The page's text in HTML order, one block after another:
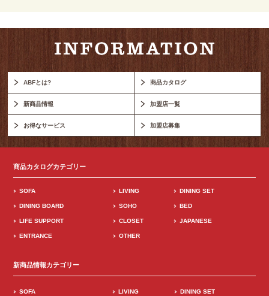
ABFとは? 商品カタログ
新商品情報 加盟店一覧
お得なサービス 加盟店募集
商品カタログカテゴリー
SOFA LIVING DINING SET
DINING BOARD SOHO BED
LIFE SUPPORT CLOSET JAPANESE
ENTRANCE OTHER
新商品情報カテゴリー
SOFA LIVING DINING SET